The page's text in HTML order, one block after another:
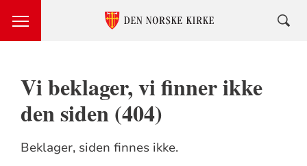
Vi beklager, vi finner ikke
den siden (404)
Beklager, siden finnes ikke.